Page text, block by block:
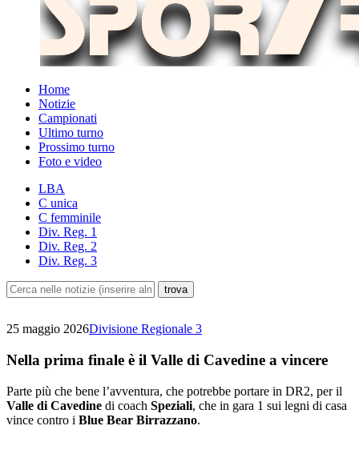
Home
Notizie
Campionati
Ultimo turno
Prossimo turno
Foto e video
LBA
C unica
C femminile
Div. Reg. 1
Div. Reg. 2
Div. Reg. 3
25 maggio 2026Divisione Regionale 3
Nella prima finale è il Valle di Cavedine a vincere
Parte più che bene l’avventura, che potrebbe portare in DR2, per il
Valle di Cavedine di coach Speziali, che in gara 1 sui legni di casa
vince contro i Blue Bear Birrazzano.